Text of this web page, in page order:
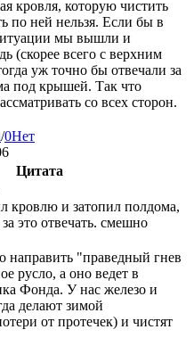
кровля, которую чистить
по ней нельзя. Если бы в
мы вышли и
(скорее всего с верхним
уж точно бы отвечали за
под крышей. Так что
со всех сторон.
/0Нет
Цитата
кровлю и затопил полдома,
это отвечать. смешно
направить "праведный гнев
русло, а оно ведет в
Фонда. У нас железо и
делают зимой
от протечек) и чистят